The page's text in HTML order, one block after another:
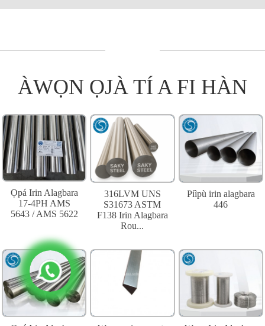
ÀWỌN ỌJÀ TÍ A FI HÀN
Ọpá Irin Alagbara
17-4PH AMS
5643 / AMS 5622
316LVM UNS
S31673 ASTM
F138 Irin Alagbara
Rou...
Píìpù irin alagbara
446